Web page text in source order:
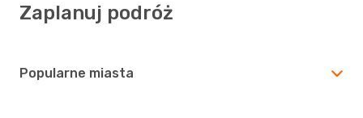
Zaplanuj podróż
Popularne miasta